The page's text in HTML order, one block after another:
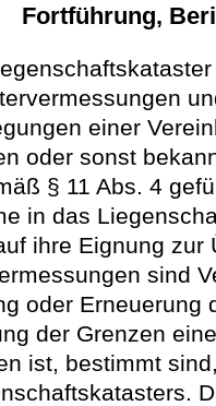
Fortführung,
einer
oder sonst
§ 11 Abs. 4
in das
ihre Eignung zur
sind
oder Erneuerung
der Grenzen
ist, bestimmt